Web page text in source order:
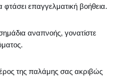
επαγγελματική βοήθεια.
αναπνοής, γονατίστε
της παλάμης σας ακριβώς